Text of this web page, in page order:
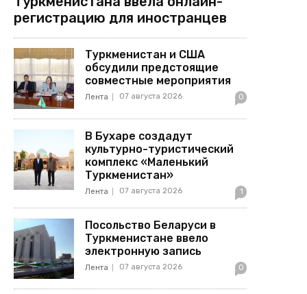
регистрацию для иностранцев
Туркменистан и США
обсудили предстоящие
совместные мероприятия
Лента 07 августа 2026 0
В Бухаре создадут
культурно-туристический
комплекс «Маленький
Туркменистан»
Лента 07 августа 2026 1
Посольство Беларуси в
Туркменистане ввело
электронную запись
Лента 07 августа 2026 0